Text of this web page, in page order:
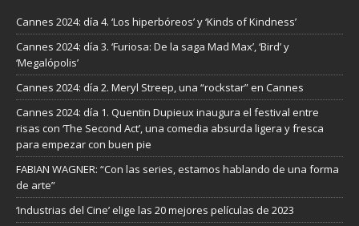
Cannes 2024: día 4. ‘Los hiperbóreos’ y ‘Kinds of Kindness’
Cannes 2024: día 3. ‘Furiosa: De la saga Mad Max’, ‘Bird’ y
‘Megalópolis’
Cannes 2024: día 2. Meryl Streep, una “rockstar” en Cannes
Cannes 2024: día 1. Quentin Dupieux inaugura el festival entre
risas con ‘The Second Act’, una comedia absurda ligera y fresca
para empezar con buen pie
FABIAN WAGNER: “Con las series, estamos hablando de una forma
de arte”
‘Industrias del Cine’ elige las 20 mejores películas de 2023